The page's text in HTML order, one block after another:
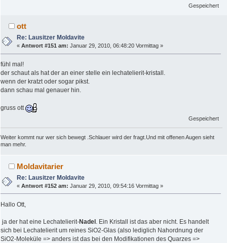
Gespeichert
ott
Re: Lausitzer Moldavite
«Antwort #151 am: Januar 29, 2010, 06:48:20 Vormittag »
fühl mal!
der schaut als hat der an einer stelle ein lechatelierit-kristall.
wenn der kratzt oder sogar pikst.
dann schau mal genauer hin.
gruss ott
Gespeichert
Weiter kommt nur wer sich bewegt .Schlauer wird der fragt.Und mit offenen Augen sieht
man mehr.
Moldavitarier
Re: Lausitzer Moldavite
«Antwort #152 am: Januar 29, 2010, 09:54:16 Vormittag »
Hallo Ott,
ja der hat eine Lechatelierit-Nadel . Ein Kristall ist das aber nicht. Es handelt
sich bei Lechatelierit um reines SiO2-Glas (also lediglich Nahordnung der
SiO2-Moleküle => anders ist das bei den Modifikationen des Quarzes =>